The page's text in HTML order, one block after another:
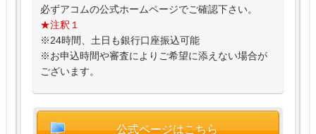
必ずアコムの公式ホームページでご確認下さい。
★注釈１
※24時間、土日も銀行口座振込可能
※お申込時間や審査によりご希望に添えない場合が
ございます。
公式ページはこちら